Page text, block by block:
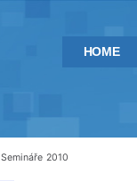
HOME
Semináře 2010